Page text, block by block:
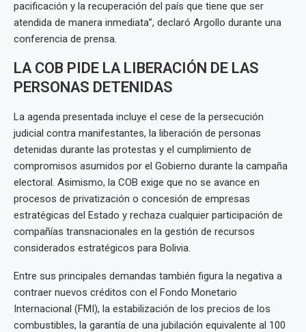
pacificación y la recuperación del país que tiene que ser
atendida de manera inmediata”, declaró Argollo durante una
conferencia de prensa.
LA COB PIDE LA LIBERACIÓN DE LAS
PERSONAS DETENIDAS
La agenda presentada incluye el cese de la persecución
judicial contra manifestantes, la liberación de personas
detenidas durante las protestas y el cumplimiento de
compromisos asumidos por el Gobierno durante la campaña
electoral. Asimismo, la COB exige que no se avance en
procesos de privatización o concesión de empresas
estratégicas del Estado y rechaza cualquier participación de
compañías transnacionales en la gestión de recursos
considerados estratégicos para Bolivia.
Entre sus principales demandas también figura la negativa a
contraer nuevos créditos con el Fondo Monetario
Internacional (FMI), la estabilización de los precios de los
combustibles, la garantía de una jubilación equivalente al 100